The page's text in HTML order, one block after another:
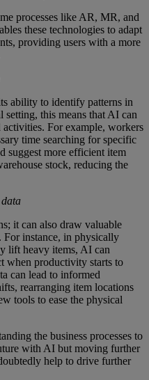
processes like AR, MR, and
these technologies to adapt
providing users with a more
ability to identify patterns in
setting, this means that AI can
For example, workers
time searching for specific
suggest more efficient item
stock, reducing the
it can also draw valuable
For instance, in physically
lift heavy items, AI can
when productivity starts to
can lead to informed
rearranging item locations
tools to ease the physical
the business processes to
with AI but moving further
help to drive further